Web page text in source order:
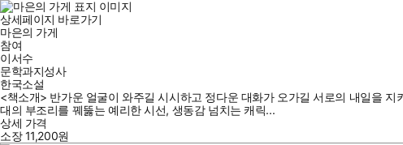
상세페이지 바로가기
마은의 가게
참여
이서수
문학과지성사
한국소설
<책소개> 반가운 얼굴이 와주길 시시하고 정다운 대화가 오가길 서로의 내일을
대의 부조리를 꿰뚫는 예리한 시선, 생동감 넘치는 캐릭...
상세 가격
소장11,200원